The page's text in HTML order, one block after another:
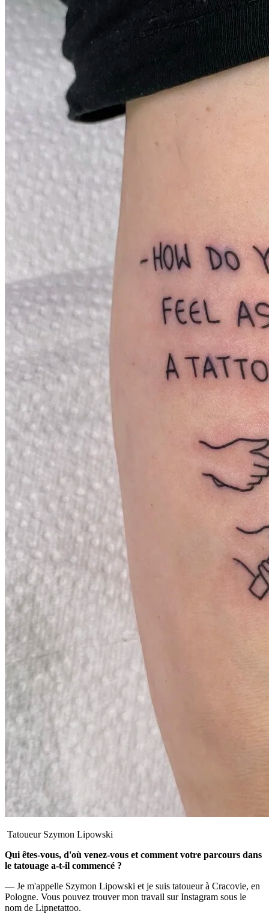
Tatoueur Szymon Lipowski
Qui êtes-vous, d'où venez-vous et comment votre parcours dans
le tatouage a-t-il commencé ?
— Je m'appelle Szymon Lipowski et je suis tatoueur à Cracovie, en
Pologne. Vous pouvez trouver mon travail sur Instagram sous le
nom de Lipnetattoo.